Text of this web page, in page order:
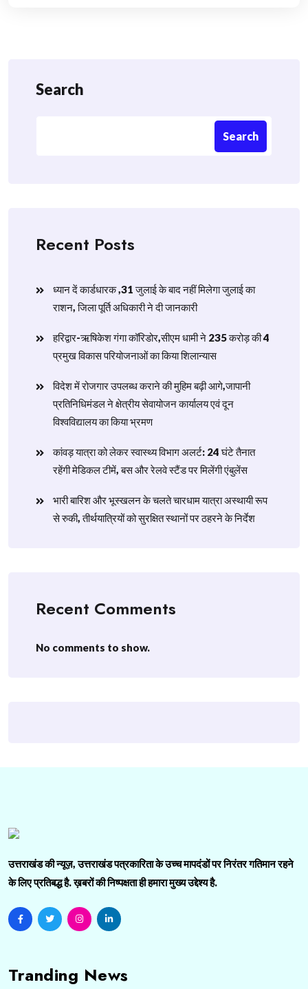
Search
Search
Recent Posts
ध्यान दें कार्डधारक ,31 जुलाई के बाद नहीं मिलेगा जुलाई का
राशन, जिला पूर्ति अधिकारी ने दी जानकारी
हरिद्वार-ऋषिकेश गंगा कॉरिडोर,सीएम धामी ने 235 करोड़ की 4
प्रमुख विकास परियोजनाओं का किया शिलान्यास
विदेश में रोजगार उपलब्ध कराने की मुहिम बढ़ी आगे,जापानी
प्रतिनिधिमंडल ने क्षेत्रीय सेवायोजन कार्यालय एवं दून
विश्वविद्यालय का किया भ्रमण
​कांवड़ यात्रा को लेकर स्वास्थ्य विभाग अलर्ट: 24 घंटे तैनात
रहेंगी मेडिकल टीमें, बस और रेलवे स्टैंड पर मिलेंगी एंबुलेंस
​भारी बारिश और भूस्खलन के चलते चारधाम यात्रा अस्थायी रूप
से रुकी, तीर्थयात्रियों को सुरक्षित स्थानों पर ठहरने के निर्देश
Recent Comments
No comments to show.
उत्तराखंड की न्यूज़, उत्तराखंड पत्रकारिता के उच्च मापदंडों पर निरंतर गतिमान रहने
के लिए प्रतिबद्ध है. ख़बरों की निष्पक्षता ही हमारा मुख्य उद्देश्य है.
Tranding News